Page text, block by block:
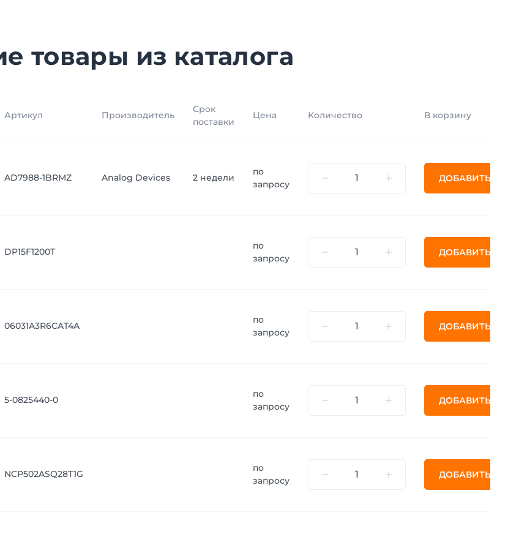
товары из каталога
Артикул Производитель
Срок
поставки
Цена Количество В корзину
AD7988-1BRMZ Analog Devices 2 недели
по
запросу
ДОБАВИТЬ
DP15F1200T
по
запросу
ДОБАВИТЬ
06031A3R6CAT4A
по
запросу
ДОБАВИТЬ
5-0825440-0
по
запросу
ДОБАВИТЬ
NCP502ASQ28T1G
по
запросу
ДОБАВИТЬ